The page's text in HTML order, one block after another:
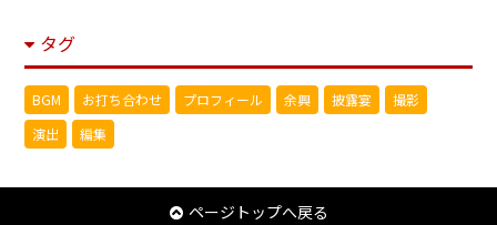
イ
ブ
タグ
BGM お打ち合わせ プロフィール 余興 披露宴
撮影
演出
編集
ページトップへ戻る